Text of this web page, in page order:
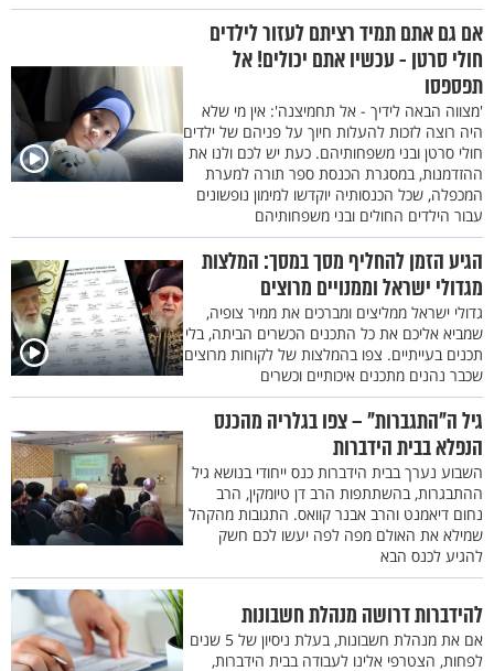
אם גם אתם תמיד רציתם לעזור לילדים
חולי סרטן - עכשיו אתם יכולים! אל
תפספסו
'מצווה הבאה לידיך - אל תחמיצנה': אין מי שלא
היה רוצה לזכות להעלות חיוך על פניהם של ילדים
חולי סרטן ובני משפחותיהם. כעת יש לכם ולנו את
ההזדמנות, במסגרת הכנסת ספר תורה למערת
המכפלה, שכל הכנסותיה יוקדשו למימון נופשונים
עבור הילדים החולים ובני משפחותיהם
הגיע הזמן להחליף מסך במסך: המלצות
מגדולי ישראל וממנויים מרוצים
גדולי ישראל ממליצים ומברכים את ממיר צופיה,
שמביא אליכם את כל התכנים הכשרים הביתה, בלי
תכנים בעייתיים. צפו בהמלצות של לקוחות מרוצים
שכבר נהנים מתכנים איכותיים וכשרים
גיל ה"התגברות" – צפו בגלריה מהכנס
הנפלא בבית הידברות
השבוע נערך בבית הידברות כנס ייחודי בנושא גיל
ההתבגרות, בהשתתפות הרב דן טיומקין, הרב
נחום דיאמנט והרב אבנר קוואס. התגובות מהקהל
שמילא את האולם מפה לפה יעשו לכם חשק
להגיע לכנס הבא
להידברות דרושה מנהלת חשבונות
אם את מנהלת חשבונות, בעלת ניסיון של 5 שנים
לפחות, הצטרפי אלינו לעבודה בבית הידברות,